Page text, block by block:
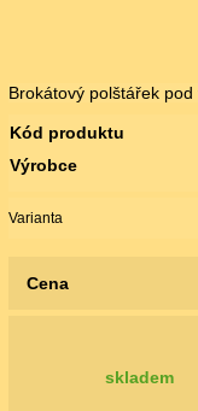
Brokátový polštářek
Kód produktu
Výrobce
Varianta
Cena
skladem